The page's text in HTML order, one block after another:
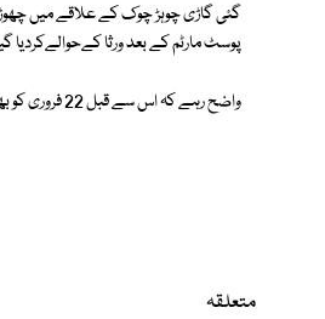
گئی گاڑی چوہڑ چوک كے علاقے میں
پوسٹ مارٹم کے بعد ورثا کےحوالےکردیا
واضح رہے کہ اس سے قبل 22 فروری کو بھی 26 سالہ جنید کو اسلام آباد کے سیکٹر جی 13 میں گاڑی چھیننے کے دوران مزاحمت پرقتل کردیا گیا تھا۔
متعلقہ